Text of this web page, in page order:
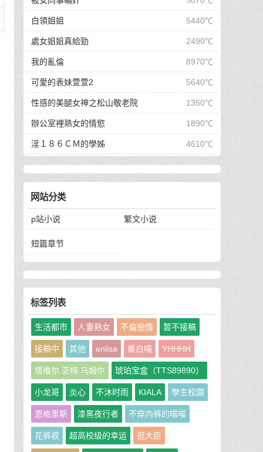
5440℃
白領姐姐
2490℃
處女姐姐真給勁
8970℃
我的亂倫
5640℃
可愛的表妹萱萱2
1350℃
性感的美腿女神之松山敬老院
1890℃
辦公室裡熟女的情慾
4610℃
淫１８６ＣＭ的學姊
网站分类
p站小说 繁文小说
短篇章节
标签列表
生活都市 人妻熟女 不倫戀情 暂不接稿
接稿中 其他 enlisa 墨白喵 YHHHH
塔维尔.亚特.乌姆尔 琥珀宝盒（TTS89890）
小龙哥 炎心 不沐时雨 KIALA 學生校園
恩格里斯 漆黑夜行者 不穿内裤的喵喵
花裤衩 超高校级的幸运 逛大臣